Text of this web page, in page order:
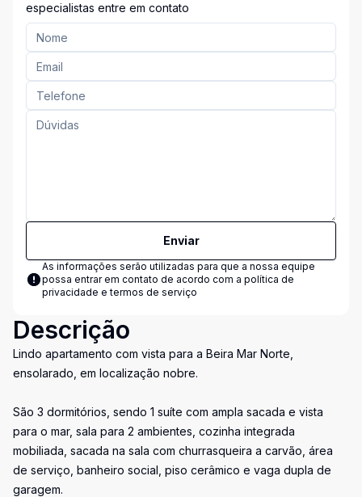
especialistas entre em contato
Enviar
As informações serão utilizadas para que a nossa equipe
possa entrar em contato de acordo com a política de
privacidade e termos de serviço
Descrição
Lindo apartamento com vista para a Beira Mar Norte,
ensolarado, em localização nobre.
São 3 dormitórios, sendo 1 suíte com ampla sacada e vista
para o mar, sala para 2 ambientes, cozinha integrada
mobiliada, sacada na sala com churrasqueira a carvão, área
de serviço, banheiro social, piso cerâmico e vaga dupla de
garagem.